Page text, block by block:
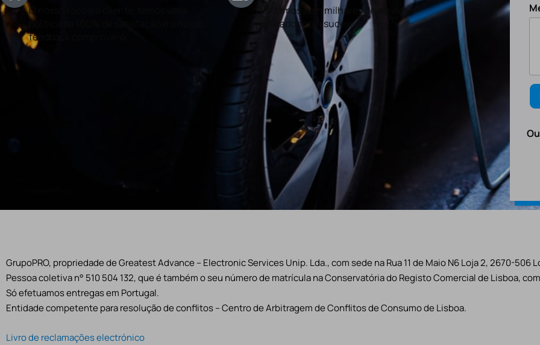
O nosso foco é o cliente, temos uma
politica de 100% de satisfação e o nosso
feedback comprova-o.
Contamos com milhares de serviços
realizados com sucesso.
GrupoPRO, propriedade de Greatest Advance – Electronic Services Unip. Lda., com sede na Rua 11 de Maio N6 Loja 2, 2670-506
Pessoa coletiva n° 510 504 132, que é também o seu número de matrícula na Conservatória do Registo Comercial de Lisboa,
Só efetuamos entregas em Portugal.
Entidade competente para resolução de conflitos – Centro de Arbitragem de Conflitos de Consumo de Lisboa.
Livro de reclamações electrónico